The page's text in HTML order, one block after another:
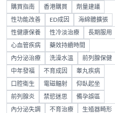
購買指南 香港購買 劑量建議
性功能改善 ED成因 海綿體擴張
性健康保養 性冷淡治療 長期服用
心血管疾病 藥效持續時間
內分泌治療 洗澡水溫 前列腺保健
中年發福 不育成因 睾丸疾病
口腔衛生 電磁輻射 仰臥起坐
前列腺炎 禁慾迷思 備孕誤區
內分泌失調 不育治療 生殖器畸形